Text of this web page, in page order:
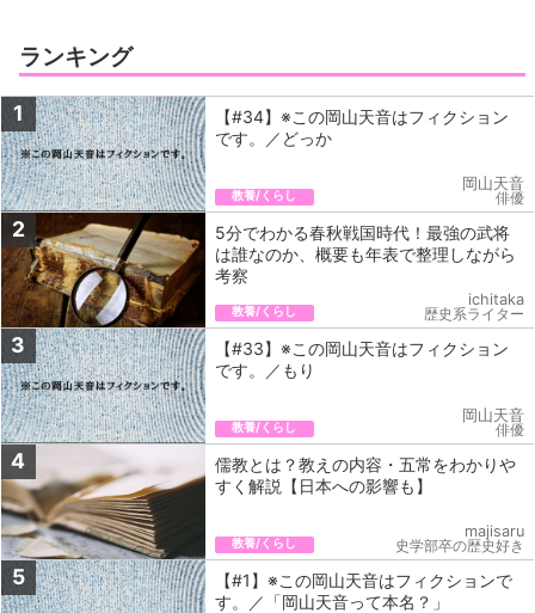
ランキング
1
【#34】※この岡山天音はフィクション
です。／どっか
教養/くらし
岡山天音
俳優
2
5分でわかる春秋戦国時代！最強の武将
は誰なのか、概要も年表で整理しながら
考察
教養/くらし
ichitaka
歴史系ライター
3
【#33】※この岡山天音はフィクション
です。／もり
教養/くらし
岡山天音
俳優
4
儒教とは？教えの内容・五常をわかりや
すく解説【日本への影響も】
教養/くらし
majisaru
史学部卒の歴史好き
5
【#1】※この岡山天音はフィクションで
す。／「岡山天音って本名？」